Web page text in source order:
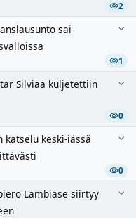
2
sai
1
Silviaa kuljetettiin
0
katselu keski-iässä
0
Lambiase siirtyy